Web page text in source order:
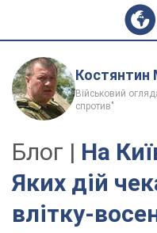
Військовий
спротив"
Блог | На
Яких дій
влітку-